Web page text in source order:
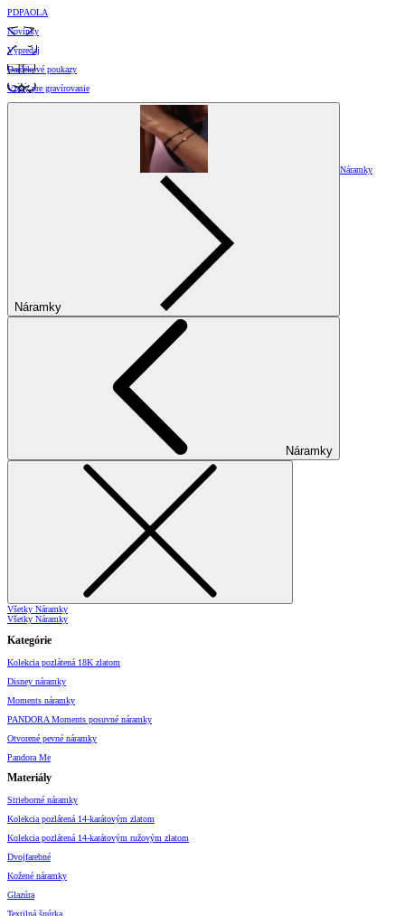
PDPAOLA
Novinky
Výpredaj
Darčekové poukazy
Vzory pre gravírovanie
Náramky
Náramky
Náramky
Všetky Náramky
Všetky Náramky
Kategórie
Kolekcia pozlátená 18K zlatom
Disney náramky
Moments náramky
PANDORA Moments posuvné náramky
Otvorené pevné náramky
Pandora Me
Materiály
Strieborné náramky
Kolekcia pozlátená 14-karátovým zlatom
Kolekcia pozlátená 14-karátovým ružovým zlatom
Dvojfarebné
Kožené náramky
Glazúra
Textilná šnúrka